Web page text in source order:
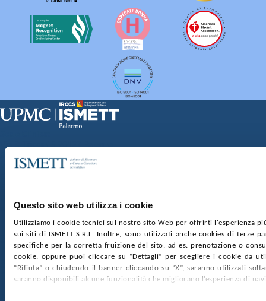
Questo sito web utilizza i cookie
Utilizziamo i cookie tecnici sul nostro sito Web per offrirti l'esperienza
sui siti di ISMETT S.R.L. Inoltre, sono utilizzati anche cookies di terze
specifiche per la corretta fruizione del sito, ad es. prenotazione o
cookie, oppure puoi cliccare su “Dettagli” per scegliere i cookie da
“Rifiuta” o chiudendo il banner cliccando su “X”, saranno utilizzati
saranno disponibili alcune funzionalità che migliorano l’esperienza di
Via Discesa dei Giudici 4 90133 Palermo
nr. REA PA-201818 P.I. 04544550827
SOCIETÀ TRASPARENTE WHISTLEBLOWING
GARE E CONTRATTIPRIVACYCOOKIE POLICY
SOSTIENICIMAPPA DEL SITOACCESSIBILITÀ
CONTATTI